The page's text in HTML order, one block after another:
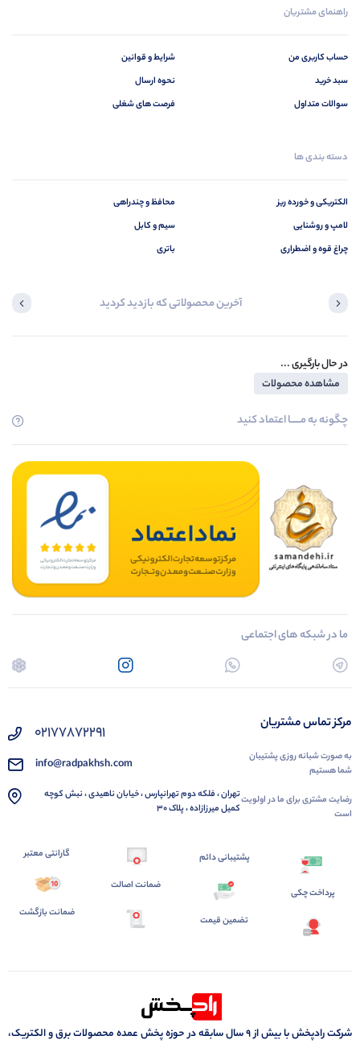
راهنمای مشتریان
حساب کاربری من
سبد خرید
سوالات متداول
شرایط و قوانین
نحوه ارسال
فرصت های شغلی
دسته بندی ها
الکتریکی و خورده ریز
لامپ و روشنایی
چراغ قوه و اضطراری
محافظ و چندراهی
سیم و کابل
باتری
آخرین محصولاتی که بازدید کردید
در حال بارگیری ...
مشاهده محصولات
چگونه به مــــــا اعتماد کنید
ما در شبکه های اجتماعی
مرکز تماس مشتریان
به صورت شبانه روزی پشتیبان
شما هستیم
رضایت مشتری برای ما در اولویت
است
02177872291
info@radpakhsh.com
تهران ، فلکه دوم تهرانپارس ، خیابان ناهیدی ، نبش کوچه
کمیل میرزازاده ، پلاک 30
پرداخت چکی
پشتیبانی دائم
تضمین قیمت
ضمانت اصالت
گارانتی معتبر
ضمانت بازگشت
شرکت رادپخش با بیش از ۹ سال سابقه در حوزه پخش عمده محصولات برق و الکتریک،